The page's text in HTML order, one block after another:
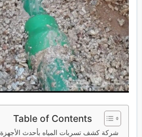
Table of Contents
شركة كشف تسربات المياه بأحدث الأجهزة